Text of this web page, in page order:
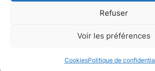
Refuser
Voir les préférences
CookiesPolitique de
Conception et réalisation :Plate